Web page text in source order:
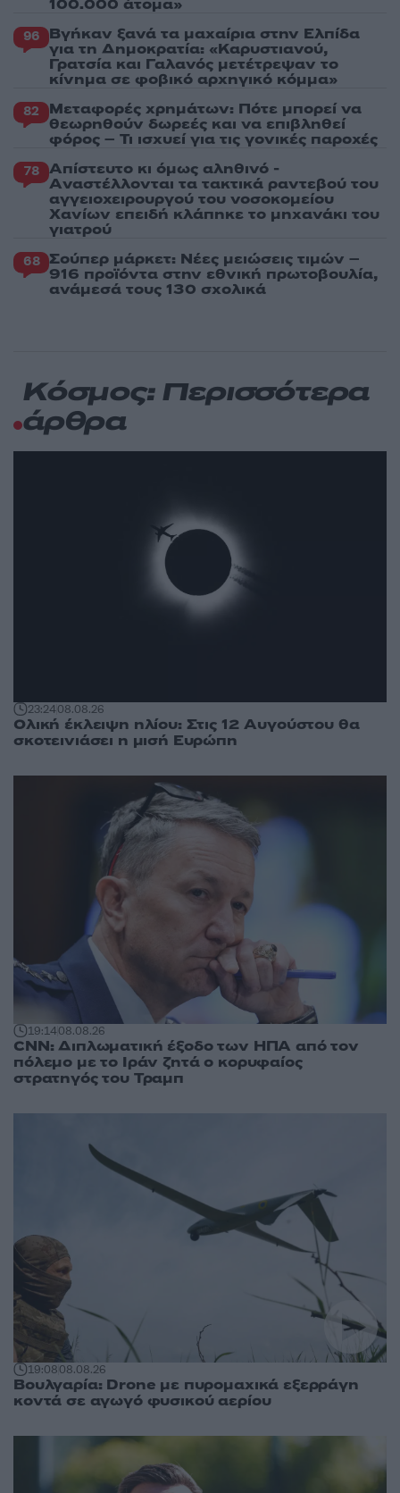
100.000 άτομα»
96 Βγήκαν ξανά τα μαχαίρια στην Ελπίδα
για τη Δημοκρατία: «Καρυστιανού,
Γρατσία και Γαλανός μετέτρεψαν το
κίνημα σε φοβικό αρχηγικό κόμμα»
82 Μεταφορές χρημάτων: Πότε μπορεί να
θεωρηθούν δωρεές και να επιβληθεί
φόρος – Τι ισχυεί για τις γονικές παροχές
78 Απίστευτο κι όμως αληθινό -
Aναστέλλονται τα τακτικά ραντεβού του
αγγειοχειρουργού του νοσοκομείου
Χανίων επειδή κλάπηκε το μηχανάκι του
γιατρού
68 Σούπερ μάρκετ: Νέες μειώσεις τιμών –
916 προϊόντα στην εθνική πρωτοβουλία,
ανάμεσά τους 130 σχολικά
Κόσμος: Περισσότερα
άρθρα
23:2408.08.26
Ολική έκλειψη ηλίου: Στις 12 Αυγούστου θα
σκοτεινιάσει η μισή Ευρώπη
19:1408.08.26
CNN: Διπλωματική έξοδο των ΗΠΑ από τον
πόλεμο με το Ιράν ζητά ο κορυφαίος
στρατηγός του Τραμπ
19:0808.08.26
Βουλγαρία: Drone με πυρομαχικά εξερράγη
κοντά σε αγωγό φυσικού αερίου